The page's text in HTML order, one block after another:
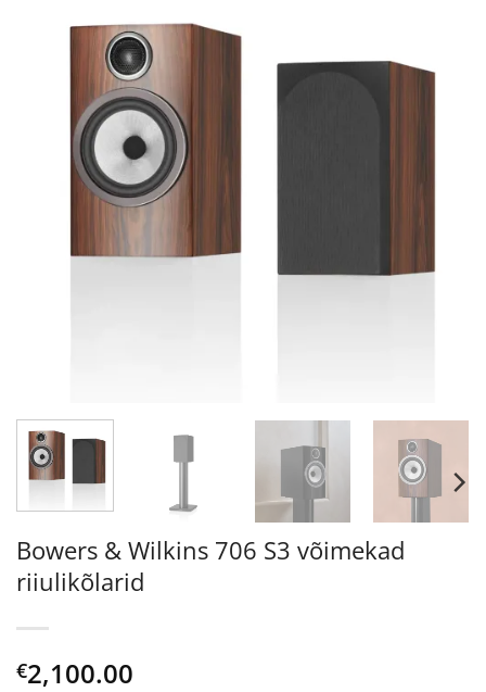
Bowers & Wilkins 706 S3 võimekad
riiulikõlarid
€2,100.00